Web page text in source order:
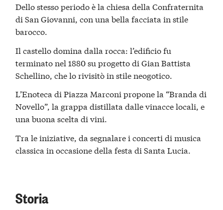
Dello stesso periodo è la chiesa della Confraternita
di San Giovanni, con una bella facciata in stile
barocco.
Il castello domina dalla rocca: l’edificio fu
terminato nel 1880 su progetto di Gian Battista
Schellino, che lo rivisitò in stile neogotico.
L’Enoteca di Piazza Marconi propone la “Branda di
Novello”, la grappa distillata dalle vinacce locali, e
una buona scelta di vini.
Tra le iniziative, da segnalare i concerti di musica
classica in occasione della festa di Santa Lucia.
Storia